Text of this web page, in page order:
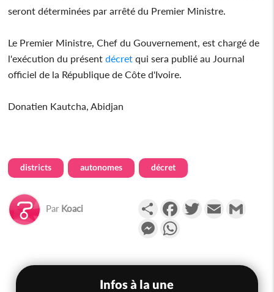
seront déterminées par arrêté du Premier Ministre.
Le Premier Ministre, Chef du Gouvernement, est chargé de
l'exécution du présentdécret qui sera publié au Journal
officiel de la République de Côte d'Ivoire.
Donatien Kautcha, Abidjan
districts autonomes décret
Par Koaci PartagerFacebookTwitterEmail
Messenger
Infos à la une